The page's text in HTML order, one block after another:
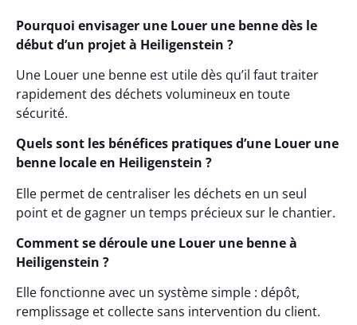
Pourquoi envisager une Louer une benne dès le
début d’un projet à Heiligenstein ?
Une Louer une benne est utile dès qu’il faut traiter
rapidement des déchets volumineux en toute
sécurité.
Quels sont les bénéfices pratiques d’une Louer une
benne locale en Heiligenstein ?
Elle permet de centraliser les déchets en un seul
point et de gagner un temps précieux sur le chantier.
Comment se déroule une Louer une benne à
Heiligenstein ?
Elle fonctionne avec un système simple : dépôt,
remplissage et collecte sans intervention du client.